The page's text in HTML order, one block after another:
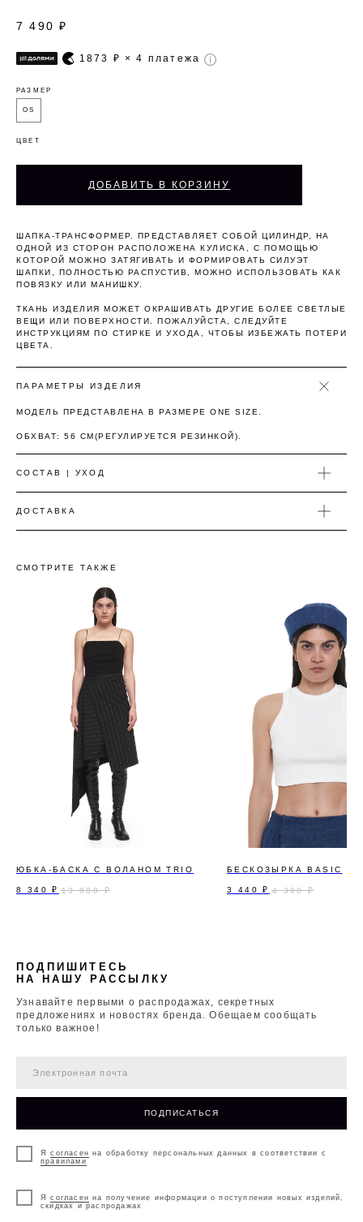
7 490 ₽
1873 ₽ × 4 платежа
РАЗМЕР
OS
ЦВЕТ
ДОБАВИТЬ В КОРЗИНУ
ШАПКА-ТРАНСФОРМЕР. ПРЕДСТАВЛЯЕТ СОБОЙ ЦИЛИНДР, НА
ОДНОЙ ИЗ СТОРОН РАСПОЛОЖЕНА КУЛИСКА, С ПОМОЩЬЮ
КОТОРОЙ МОЖНО ЗАТЯГИВАТЬ И ФОРМИРОВАТЬ СИЛУЭТ
ШАПКИ, ПОЛНОСТЬЮ РАСПУСТИВ, МОЖНО ИСПОЛЬЗОВАТЬ КАК
ПОВЯЗКУ ИЛИ МАНИШКУ.
ТКАНЬ ИЗДЕЛИЯ МОЖЕТ ОКРАШИВАТЬ ДРУГИЕ БОЛЕЕ СВЕТЛЫЕ
ВЕЩИ ИЛИ ПОВЕРХНОСТИ. ПОЖАЛУЙСТА, СЛЕДУЙТЕ
ИНСТРУКЦИЯМ ПО СТИРКЕ И УХОДА, ЧТОБЫ ИЗБЕЖАТЬ ПОТЕРИ
ЦВЕТА.
ПАРАМЕТРЫ ИЗДЕЛИЯ
МОДЕЛЬ ПРЕДСТАВЛЕНА В РАЗМЕРЕ ONE SIZE.
ОБХВАТ: 56 СМ(РЕГУЛИРУЕТСЯ РЕЗИНКОЙ).
СОСТАВ | УХОД
ДОСТАВКА
СМОТРИТЕ ТАКЖЕ
ЮБКА-БАСКА С ВОЛАНОМ TRIO
8 340 ₽ 13 900 ₽
БЕСКОЗЫРКА BASIC
3 440 ₽ 4 300 ₽
Ясогласен на обработку персональных данных в соответствии с
правилами
Ясогласен на получение информации о поступлении новых изделий,
скидках и распродажах
ПОДПИСАТЬСЯ
ПОДПИШИТЕСЬ
НА НАШУ РАССЫЛКУ
Узнавайте первыми о распродажах, секретных
предложениях и новостях бренда. Обещаем сообщать
только важное!
Оплатите сегодня 25% стоимости покупки
картой любого банка, остальное — тремя
платежами раз в две недели.
Оплата
сегодня
Через 2
недели
Через 4
недели
Через 6
недель
Без комиссий и переплат
Как обычная оплата картой